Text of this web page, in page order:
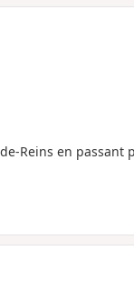
Reins en passant